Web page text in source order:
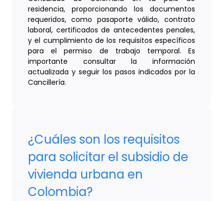
residencia, proporcionando los documentos
requeridos, como pasaporte válido, contrato
laboral, certificados de antecedentes penales,
y el cumplimiento de los requisitos específicos
para el permiso de trabajo temporal. Es
importante consultar la información
actualizada y seguir los pasos indicados por la
Cancillería.
¿Cuáles son los requisitos
para solicitar el subsidio de
vivienda urbana en
Colombia?